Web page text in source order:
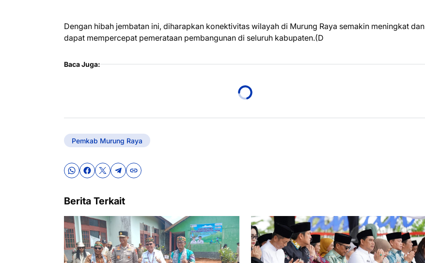
Dengan hibah jembatan ini, diharapkan konektivitas wilayah di Murung Raya semakin meningkat dan
dapat mempercepat pemerataan pembangunan di seluruh kabupaten.(D
Baca Juga:
Pemkab Murung Raya
Berita Terkait